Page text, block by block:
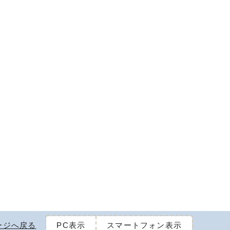
ジへ戻る PC表示 スマートフォン表示